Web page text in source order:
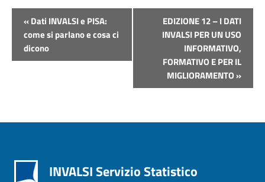
Evento
Navigazione
«Dati INVALSI e PISA:
come si parlano e cosa ci
dicono
EDIZIONE 12 – I DATI
INVALSI PER UN USO
INFORMATIVO,
FORMATIVO E PER IL
MIGLIORAMENTO»
INVALSI Servizio Statistico